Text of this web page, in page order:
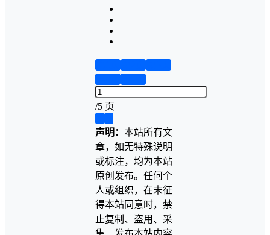
/5 页
声明： 本站所有文
章，如无特殊说明
或标注，均为本站
原创发布。任何个
人或组织，在未征
得本站同意时，禁
止复制、盗用、采